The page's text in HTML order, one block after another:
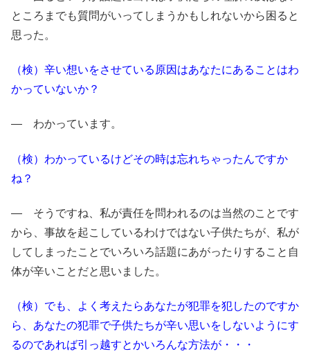
ところまでも質問がいってしまうかもしれないから困ると
思った。
（検）辛い想いをさせている原因はあなたにあることはわ
かっていないか？
― わかっています。
（検）わかっているけどその時は忘れちゃったんですか
ね？
― そうですね、私が責任を問われるのは当然のことです
から、事故を起こしているわけではない子供たちが、私が
してしまったことでいろいろ話題にあがったりすること自
体が辛いことだと思いました。
（検）でも、よく考えたらあなたが犯罪を犯したのですか
ら、あなたの犯罪で子供たちが辛い思いをしないようにす
るのであれば引っ越すとかいろんな方法が・・・